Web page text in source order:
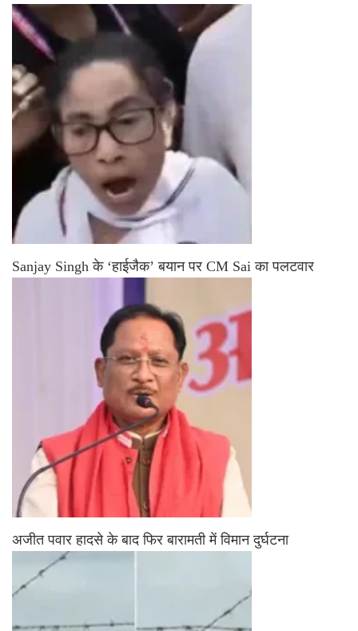
Sanjay Singh के ‘हाईजैक’ बयान पर CM Sai का पलटवार
अजीत पवार हादसे के बाद फिर बारामती में विमान दुर्घटना